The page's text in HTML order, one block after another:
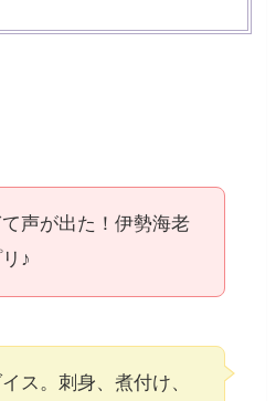
声が出た！伊勢海老
♪
ス。刺身、煮付け、